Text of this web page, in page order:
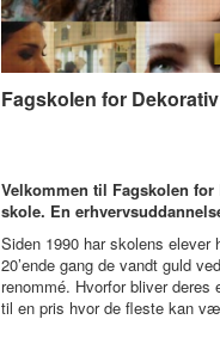
Fagskolen for
Velkommen til Fagskolen
skole. En
Siden 1990 har skolens elever
20’ende gang de vandt guld
renommé. Hvorfor bliver
til en pris hvor de fleste kan